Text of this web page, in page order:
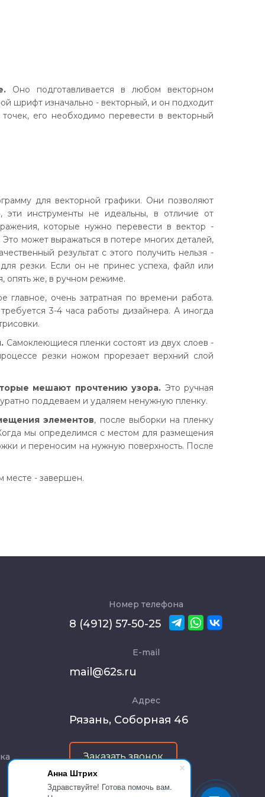
Анна Штрих
Здравствуйте! Готова помочь вам.
Оно подготавливается в любом векторном
шрифт изначально - векторный, и он подходит
его необходимо перевести в векторный
для векторной графики. Они позволяют
инструменты не идеальны, в отличие от
которые нужно перевести в вектор -
может выражаться в потере многих деталей,
результат с этого получить нельзя -
резки. Если он не принес успеха, файл или
опять же, в ручном режиме.
главное, очень затратная по времени работа.
3-4 часа работы дизайнера. А иногда
Самоклеющиеся пленки состоят из двух слоев -
резки ножом прорезает верхний слой
мешают прочтению узора. Это ручная
поддеваем и удаляем ненужную пленку.
элементов, после выборки на пленку
мы определимся с местом для размещения
и переносим на нужную поверхность. После
месте - завершен.
Номер телефона
8 (4912) 57-50-25
E-mail
mail@62s.ru
Адрес
Рязань, Соборная 46
Заказать звонок